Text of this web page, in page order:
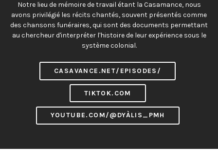
Notre lieu de mémoire de travail étant la Casamance, nous
avons privilégié les récits chantés, souvent présentés comme
des chansons funéraires, qui sont des documents permettant
au chercheur d'interpréter l'histoire de leur expérience sous le
système colonial.
CASAVANCE.NET/EPISODES/
TIKTOK.COM
YOUTUBE.COM/@DYÀLIS_PMH